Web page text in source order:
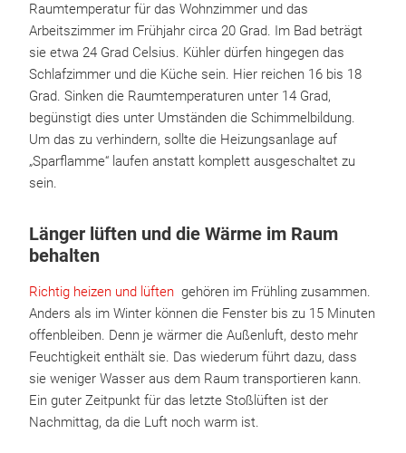
Raumtemperatur für das Wohnzimmer und das
Arbeitszimmer im Frühjahr circa 20 Grad. Im Bad beträgt
sie etwa 24 Grad Celsius. Kühler dürfen hingegen das
Schlafzimmer und die Küche sein. Hier reichen 16 bis 18
Grad. Sinken die Raumtemperaturen unter 14 Grad,
begünstigt dies unter Umständen die Schimmelbildung.
Um das zu verhindern, sollte die Heizungsanlage auf
„Sparflamme“ laufen anstatt komplett ausgeschaltet zu
sein.
Länger lüften und die Wärme im Raum
behalten
Richtig heizen und lüften gehören im Frühling zusammen.
Anders als im Winter können die Fenster bis zu 15 Minuten
offenbleiben. Denn je wärmer die Außenluft, desto mehr
Feuchtigkeit enthält sie. Das wiederum führt dazu, dass
sie weniger Wasser aus dem Raum transportieren kann.
Ein guter Zeitpunkt für das letzte Stoßlüften ist der
Nachmittag, da die Luft noch warm ist.